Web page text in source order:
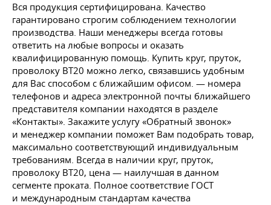
Вся продукция сертифицирована. Качество
гарантировано строгим соблюдением технологии
производства. Наши менеджеры всегда готовы
ответить на любые вопросы и оказать
квалифицированную помощь. Купить круг, пруток,
проволоку ВТ20 можно легко, связавшись удобным
для Вас способом с ближайшим офисом. — номера
телефонов и адреса электронной почты ближайшего
представителя компании находятся в разделе
«Контакты». Закажите услугу «Обратный звонок»
и менеджер компании поможет Вам подобрать товар,
максимально соответствующий индивидуальным
требованиям. Всегда в наличии круг, пруток,
проволоку ВТ20, цена — наилучшая в данном
сегменте проката. Полное соответствие ГОСТ
и международным стандартам качества